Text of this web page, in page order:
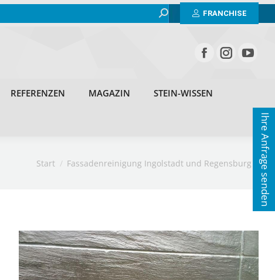
Search: FRANCHISE
REFERENZEN MAGAZIN STEIN-WISSEN
Sie befinden sich hier:
Start Fassadenreinigung Ingolstadt und Regensburg Ihre Anfrage senden
ERFAHRUNGEN REFERENZEN